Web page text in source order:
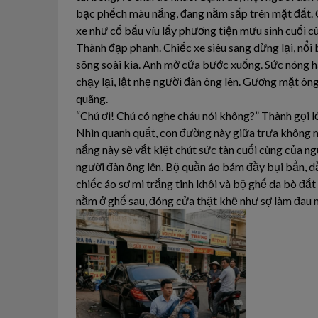
bạc phếch màu nắng, đang nằm sấp trên mặt
xe như cố bấu víu lấy phương tiện mưu sinh cuối
Thành đạp phanh. Chiếc xe siêu sang dừng lại,
sõng soài kia. Anh mở cửa bước xuống. Sức nóng
chạy lại, lật nhẹ người đàn ông lên. Gương mặt
quãng.
“Chú ơi! Chú có nghe cháu nói không?” Thành
Nhìn quanh quất, con đường này giữa trưa
nắng này sẽ vắt kiệt chút sức tàn cuối cùng của
người đàn ông lên. Bộ quần áo bám đầy bụi bẩn,
chiếc áo sơ mi trắng tinh khôi và bộ ghế da bò
nằm ở ghế sau, đóng cửa thật khẽ như sợ làm